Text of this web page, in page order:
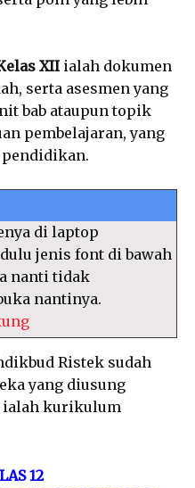
XII ialah dokumen
serta asesmen yang
bab ataupun topik
pembelajaran, yang
di laptop
jenis font di bawah
nanti tidak
nantinya.
Ristek sudah
yang diusung
ialah kurikulum
12